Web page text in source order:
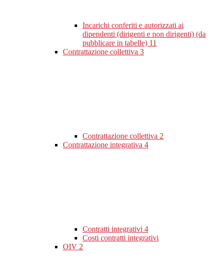
Incarichi conferiti e autorizzati ai
dipendenti (dirigenti e non dirigenti) (da
pubblicare in tabelle) 11
Contrattazione collettiva 3
Contrattazione collettiva 2
Contrattazione integrativa 4
Contratti integrativi 4
Costi contratti integrativi
OIV 2